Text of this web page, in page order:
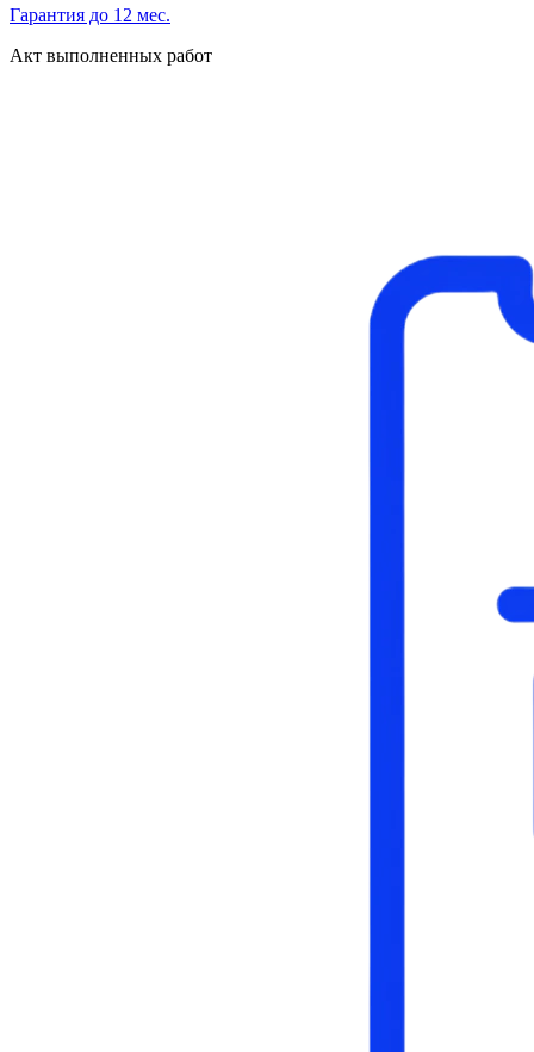
Гарантия до 12 мес.
Акт выполненных работ